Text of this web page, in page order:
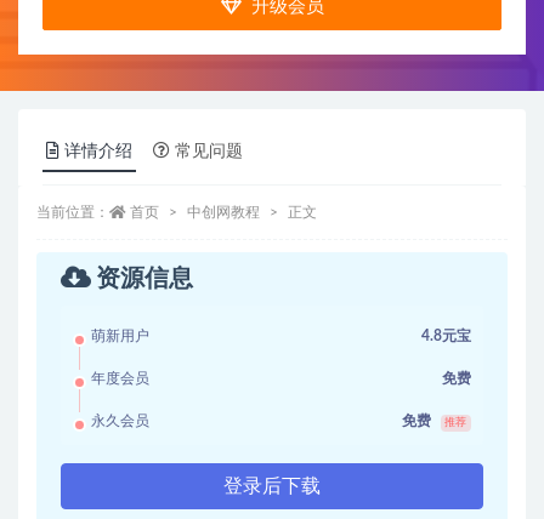
升级会员
详情介绍 常见问题
当前位置： 首页 中创网教程 正文
资源信息
萌新用户 4.8元宝
年度会员 免费
永久会员 免费 推荐
登录后下载